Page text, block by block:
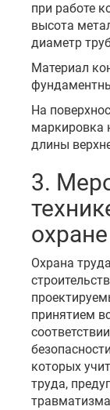
при работе
высота
диаметр
Материал
На
маркировка
длины
3.
Охрана
принятием
которых
труда,